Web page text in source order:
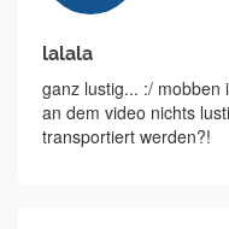
lalala
ganz lustig... :/ mobben
an dem video nichts
transportiert werden?!